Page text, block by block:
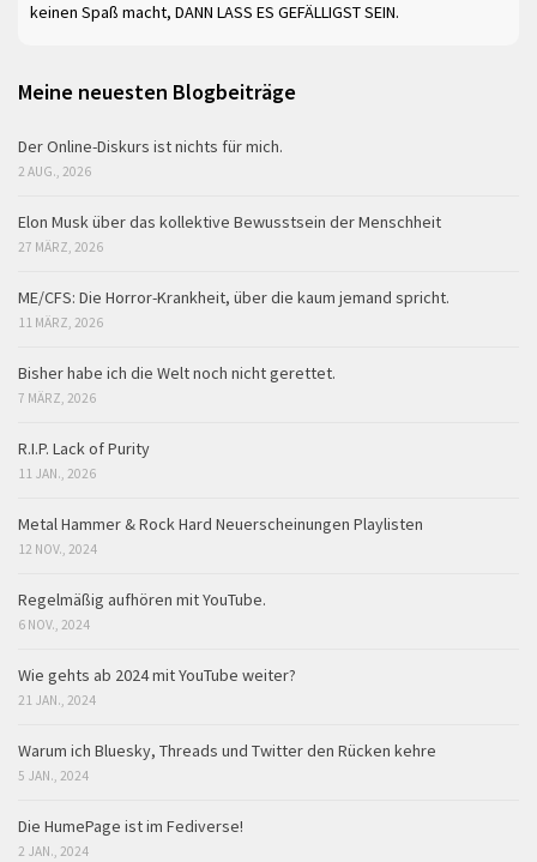
keinen Spaß macht, DANN LASS ES GEFÄLLIGST SEIN.
Meine neuesten Blogbeiträge
Der Online-Diskurs ist nichts für mich.
2 AUG., 2026
Elon Musk über das kollektive Bewusstsein der Menschheit
27 MÄRZ, 2026
ME/CFS: Die Horror-Krankheit, über die kaum jemand spricht.
11 MÄRZ, 2026
Bisher habe ich die Welt noch nicht gerettet.
7 MÄRZ, 2026
R.I.P. Lack of Purity
11 JAN., 2026
Metal Hammer & Rock Hard Neuerscheinungen Playlisten
12 NOV., 2024
Regelmäßig aufhören mit YouTube.
6 NOV., 2024
Wie gehts ab 2024 mit YouTube weiter?
21 JAN., 2024
Warum ich Bluesky, Threads und Twitter den Rücken kehre
5 JAN., 2024
Die HumePage ist im Fediverse!
2 JAN., 2024